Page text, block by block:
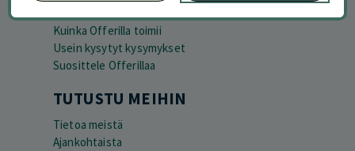
Kuinka Offerilla toimii
Usein kysytyt kysymykset
Suosittele Offerillaa
TUTUSTU MEIHIN
Tietoa meistä
Ajankohtaista